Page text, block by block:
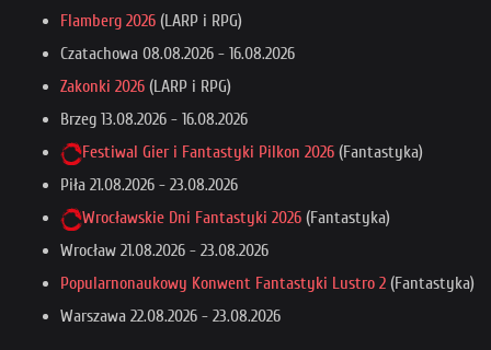
Flamberg 2026 (LARP i RPG)
Czatachowa 08.08.2026 - 16.08.2026
Zakonki 2026 (LARP i RPG)
Brzeg 13.08.2026 - 16.08.2026
Festiwal Gier i Fantastyki Pilkon 2026 (Fantastyka)
Piła 21.08.2026 - 23.08.2026
Wrocławskie Dni Fantastyki 2026 (Fantastyka)
Wrocław 21.08.2026 - 23.08.2026
Popularnonaukowy Konwent Fantastyki Lustro 2 (Fantastyka)
Warszawa 22.08.2026 - 23.08.2026